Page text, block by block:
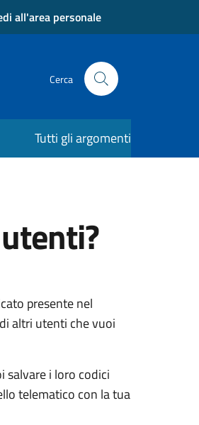
all'area personale
Cerca
Tutti gli argomenti
presente nel
altri utenti che vuoi
salvare i loro codici
telematico con la tua